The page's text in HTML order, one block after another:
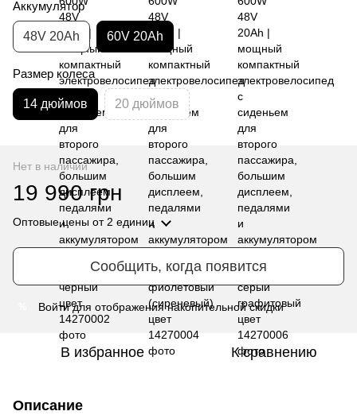
Аккумулятор
48V 20Ah 60V 20Ah
Размер колеса
14 дюймов 20 дюймов
Нет в наличии
19 990 грн
Оптовые цены от 2 единиц
Сообщить, когда появится
Войтидля отображения накопительной скидки
В избранное К сравнению
Описание